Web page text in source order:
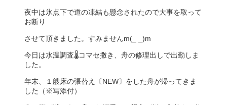
夜中は氷点下で道の凍結も懸念されたので大事を取って
お断り
させて頂きました。すみませんm(_ _)m
今日は水温調査🌡コマセ撒き、舟の修理出しで出勤しま
した。
年末、１艘床の張替え〔NEW〕をした舟が帰ってきま
した（※写添付）